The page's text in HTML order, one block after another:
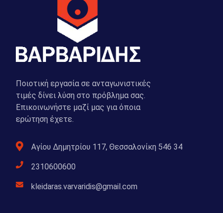
Ποιοτική εργασία σε ανταγωνιστικές
τιμές δίνει λύση στο πρόβλημα σας.
Επικοινωνήστε μαζί μας για όποια
ερώτηση έχετε.
Αγίου Δημητρίου 117, Θεσσαλονίκη 546 34
2310600600
kleidaras.varvaridis@gmail.com